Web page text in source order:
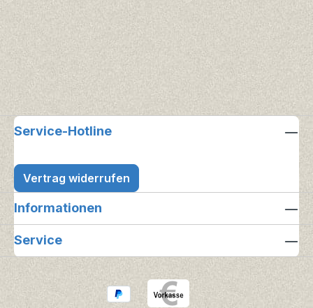
Service-Hotline
Vertrag widerrufen
Informationen
Service